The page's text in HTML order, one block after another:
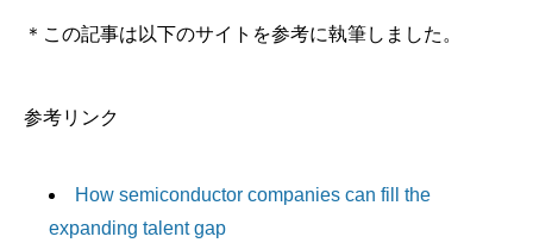
＊この記事は以下のサイトを参考に執筆しました。
参考リンク
How semiconductor companies can fill the
expanding talent gap